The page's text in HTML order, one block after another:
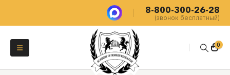
8-800-300-26-28
(звонок бесплатный)
0